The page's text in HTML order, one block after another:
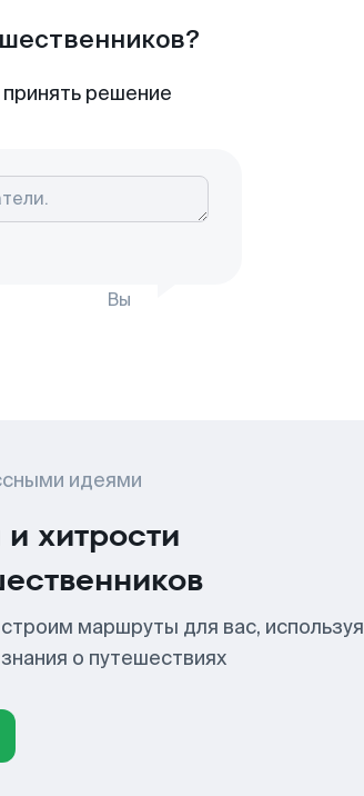
решение
Вы
идеями
хитрости
маршруты для вас, используя
о путешествиях